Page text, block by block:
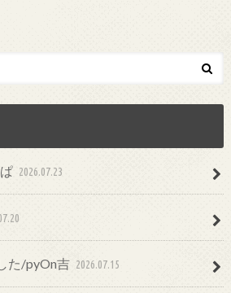
2026.07.23
た/pyOn吉 2026.07.15